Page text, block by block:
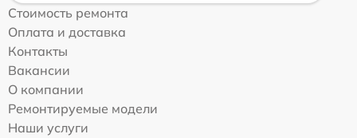
Стоимость ремонта
Оплата и доставка
Контакты
Вакансии
О компании
Ремонтируемые модели
Наши услуги